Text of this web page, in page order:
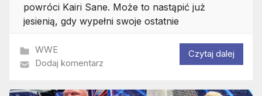
powróci Kairi Sane. Może to nastąpić już
jesienią, gdy wypełni swoje ostatnie
WWE
Dodaj komentarz
Czytaj dalej